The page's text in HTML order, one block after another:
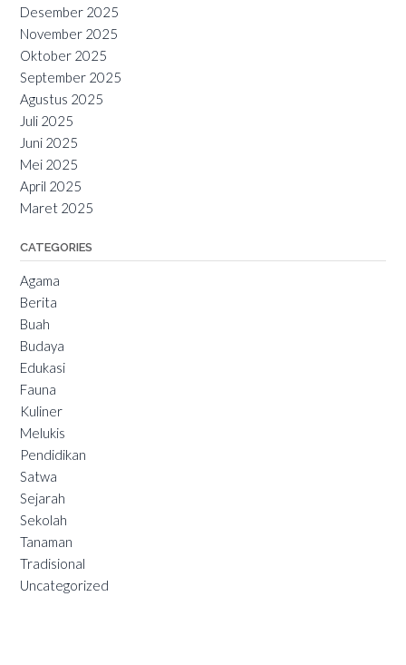
Desember 2025
November 2025
Oktober 2025
September 2025
Agustus 2025
Juli 2025
Juni 2025
Mei 2025
April 2025
Maret 2025
CATEGORIES
Agama
Berita
Buah
Budaya
Edukasi
Fauna
Kuliner
Melukis
Pendidikan
Satwa
Sejarah
Sekolah
Tanaman
Tradisional
Uncategorized